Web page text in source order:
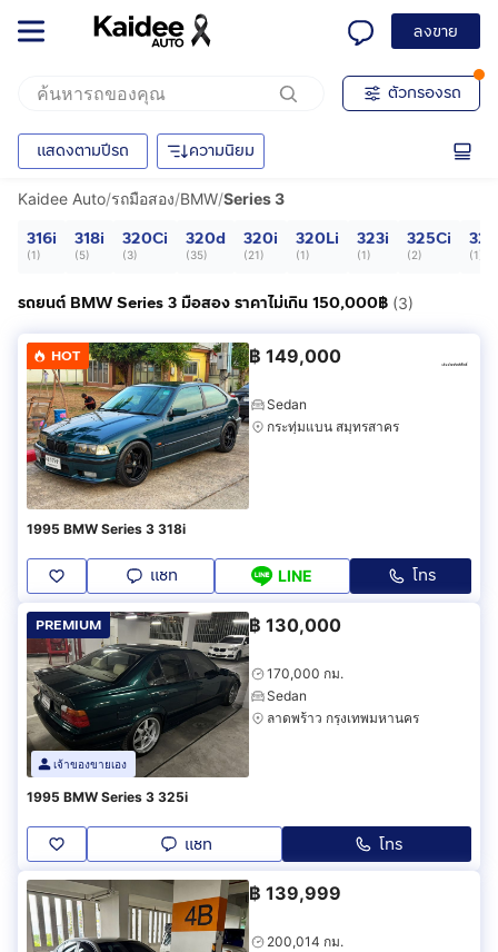
ลงขาย
ตัวกรองรถ
แสดงตามปีรถ ความนิยม
Kaidee Auto/รถมือสอง/BMW/Series 3
316i
(1)
318i
(5)
320Ci
(3)
320d
(35)
320i
(21)
320Li
(1)
323i
(1)
325Ci
(2) (1
รถยนต์ BMW Series 3 มือสอง ราคาไม่เกิน 150,000฿ (3)
HOT ฿ 149,000
Sedan
กระทุ่มแบน สมุทรสาคร
1995 BMW Series 3 318i
แชท LINE โทร
PREMIUM
เจ้าของขายเอง
฿ 130,000
170,000 กม.
Sedan
ลาดพร้าว กรุงเทพมหานคร
1995 BMW Series 3 325i
แชท โทร
฿ 139,999
200,014 กม.